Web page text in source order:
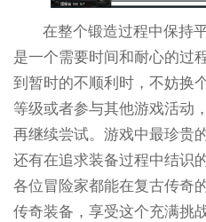
在整个锻造过程中保持
是一个需要时间和耐心的过
到暂时的不顺利时，不妨换
等级或者参与其他游戏活动
再继续尝试。游戏中最珍贵
还有在追求装备过程中结识
各位冒险家都能在复古传奇
传奇装备，享受这个充满挑